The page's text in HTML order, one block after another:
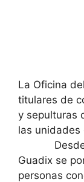
La Oficina
titulares de
y sepulturas
las unidades
Desde la
Guadix se
personas